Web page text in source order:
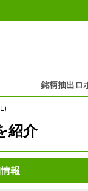
銘柄抽出ロ
紹介
報